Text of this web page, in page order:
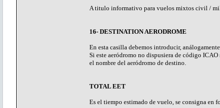
A titulo informativo para vuelos mixtos civil /
16- DESTINATION AERODROME
En esta casilla debemos introducir,
Si este aeródromo no dispusiera de código
el nombre del aeródromo de destino.
TOTAL EET
Es el tiempo estimado de vuelo, se consigna en